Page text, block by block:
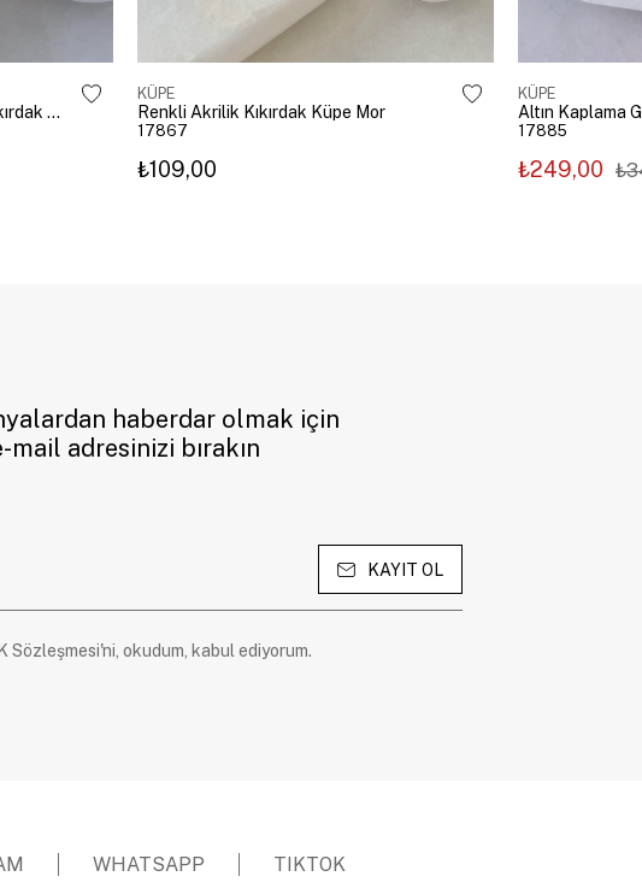
Altın Kaplama Kristal Fiyonk Kıkırdak Küpe Gümüş
KÜPE
Renkli Akrilik Kıkırdak Küpe Mor
17867
₺109,00
KÜPE
17885
₺249,00
haberdar olmak için
mail adresinizi bırakın
KAYIT OL
Sözleşmesi'ni, okudum, kabul ediyorum.
WHATSAPP TIKTOK